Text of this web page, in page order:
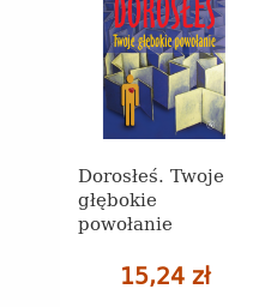
Dorosłeś. Twoje
głębokie
powołanie
15,24 zł